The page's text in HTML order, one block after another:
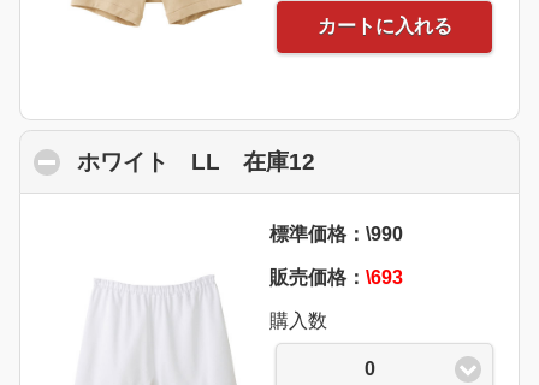
カートに入れる
ホワイト LL 在庫12
標準価格：\990
販売価格： \693
購入数
0